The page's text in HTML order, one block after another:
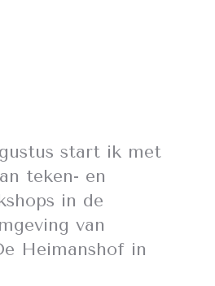
start ik met
teken- en
in de
van
Heimanshof in